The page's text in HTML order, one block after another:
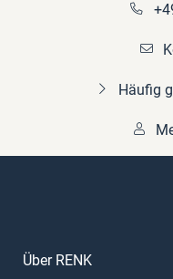
Häufig
Über RENK